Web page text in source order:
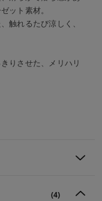
ット素材。
触れるたび涼しく、
りさせた、メリハリ
(4)